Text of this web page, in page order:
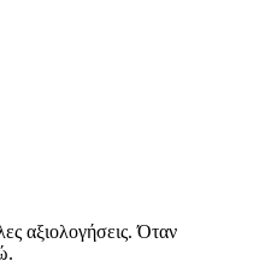
αξιολογήσεις. Όταν